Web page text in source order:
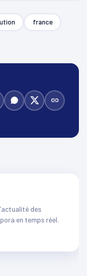
france
des
en temps réel.